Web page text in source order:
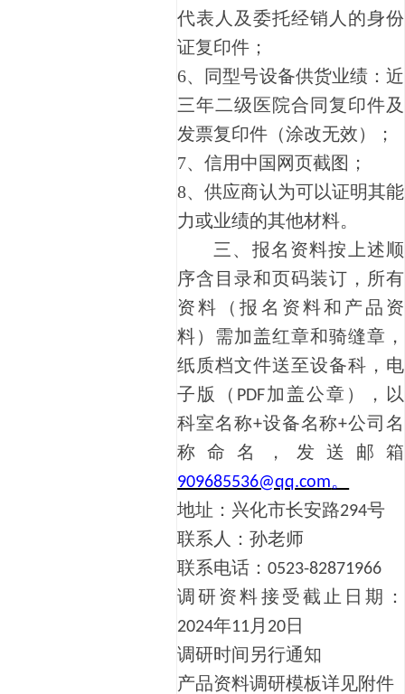
代表人及委托经销人的身份
证复印件；
6、
同型号设备供货业绩：近
三年二级医院合同复印件及
发票复印件（涂改无效）；
7、信用中国网页截图；
8、供应商认为可以证明其能
力或业绩的其他材料。
三、 报名资料按上述顺
序含目录和页码装订，所有
资料（报名资料和产品资
料）需加盖红章和骑缝章，
纸质档文件送至设备科，电
子版（ PDF加盖公章），以
科室名称+设备名称+公司名
称命名，发送邮箱
909685536@qq.com。
地址：兴化市长安路294号
联系人：孙老师
联系电话：0523-82871966
调研资料接受截止日期：
2024年11 月 20 日
调研时间另行通知
产品资料调研模板详见附件